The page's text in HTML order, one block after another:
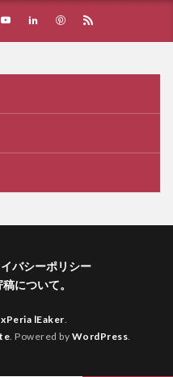
バシーポリシー
について。
xPeria lEaker.
. Powered by WordPress.